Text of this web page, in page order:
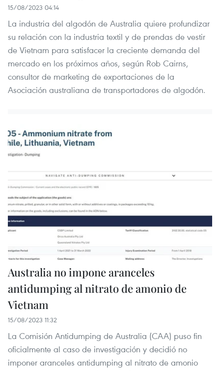
15/08/2023 04:14
La industria del algodón de Australia quiere profundizar
su relación con la industria textil y de prendas de vestir
de Vietnam para satisfacer la creciente demanda del
mercado en los próximos años, según Rob Cairns,
consultor de marketing de exportaciones de la
Asociación australiana de transportadores de algodón.
Australia no impone aranceles
antidumping al nitrato de amonio de
Vietnam
15/08/2023 11:32
La Comisión Antidumping de Australia (CAA) puso fin
oficialmente al caso de investigación y decidió no
imponer aranceles antidumping al nitrato de amonio